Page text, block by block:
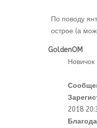
По поводу
острое (а
GoldenOM
Новичок
2018